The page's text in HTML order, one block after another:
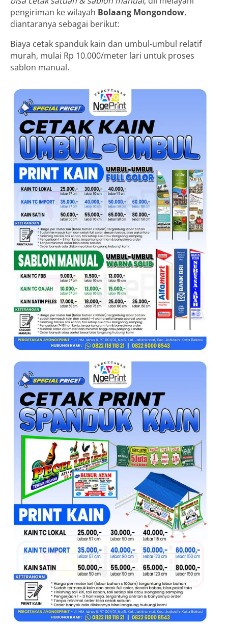
pengiriman ke wilayah Bolaang Mongondow,
diantaranya sebagai berikut:
Biaya cetak spanduk kain dan umbul-umbul relatif
murah, mulai Rp 10.000/meter lari untuk proses
sablon manual.